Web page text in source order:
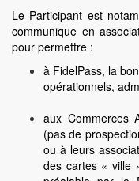
Le Participant est
communique en
pour permettre :
à FidelPass, la
opérationnels,
aux Commerces
(pas de
ou à leurs
des cartes « ville